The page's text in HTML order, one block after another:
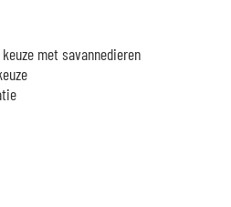
met savannedieren